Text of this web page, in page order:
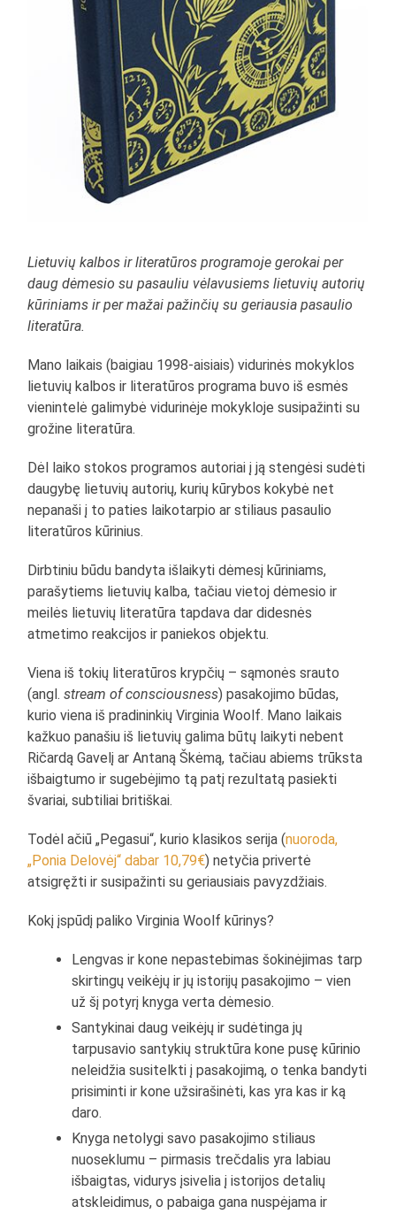
Lietuvių kalbos ir literatūros programoje gerokai per
daug dėmesio su pasauliu vėlavusiems lietuvių autorių
kūriniams ir per mažai pažinčių su geriausia pasaulio
literatūra.
Mano laikais (baigiau 1998-aisiais) vidurinės mokyklos
lietuvių kalbos ir literatūros programa buvo iš esmės
vienintelė galimybė vidurinėje mokykloje susipažinti su
grožine literatūra.
Dėl laiko stokos programos autoriai į ją stengėsi sudėti
daugybę lietuvių autorių, kurių kūrybos kokybė net
nepanaši į to paties laikotarpio ar stiliaus pasaulio
literatūros kūrinius.
Dirbtiniu būdu bandyta išlaikyti dėmesį kūriniams,
parašytiems lietuvių kalba, tačiau vietoj dėmesio ir
meilės lietuvių literatūra tapdava dar didesnės
atmetimo reakcijos ir paniekos objektu.
Viena iš tokių literatūros krypčių – sąmonės srauto
(angl.stream of consciousness) pasakojimo būdas,
kurio viena iš pradininkių Virginia Woolf. Mano laikais
kažkuo panašiu iš lietuvių galima būtų laikyti nebent
Ričardą Gavelį ar Antaną Škėmą, tačiau abiems trūksta
išbaigtumo ir sugebėjimo tą patį rezultatą pasiekti
švariai, subtiliai britiškai.
Todėl ačiū „Pegasui“, kurio klasikos serija (nuoroda,
„Ponia Delovėj“ dabar 10,79€) netyčia privertė
atsigręžti ir susipažinti su geriausiais pavyzdžiais.
Kokį įspūdį paliko Virginia Woolf kūrinys?
Lengvas ir kone nepastebimas šokinėjimas tarp
skirtingų veikėjų ir jų istorijų pasakojimo – vien
už šį potyrį knyga verta dėmesio.
Santykinai daug veikėjų ir sudėtinga jų
tarpusavio santykių struktūra kone pusę kūrinio
neleidžia susitelkti į pasakojimą, o tenka bandyti
prisiminti ir kone užsirašinėti, kas yra kas ir ką
daro.
Knyga netolygi savo pasakojimo stiliaus
nuoseklumu – pirmasis trečdalis yra labiau
išbaigtas, vidurys įsivelia į istorijos detalių
atskleidimus, o pabaiga gana nuspėjama ir